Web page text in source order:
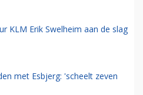
KLM Erik Swelheim aan de slag
met Esbjerg: 'scheelt zeven